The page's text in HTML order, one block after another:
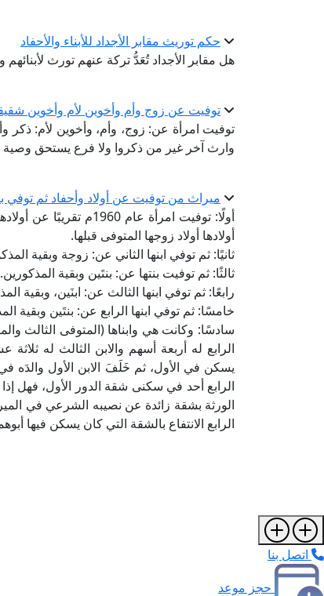
حكم توريث مقابر الأجداد للأبناء والأحفاد
هل مقابر الأجداد تُعَدُّ تركة عنهم تورث
توفيت عن زوج وأم وأخوين لأم وأخوين
توفيت امرأة عن: زوج، وأم، وأخوين لأم: ذكر
وارث آخر غير من ذكروا ولا فرع يستحق
ميراث من توفيت عن أولاد وأحفاد ثم توفي
أولًا: توفيت امرأة عام
أولادها أولاد زوجها المتوفى قبلها.
ثانيًا: ثم توفي ابنها الثاني عن: زوجة وبقية
ثالثًا: ثم توفيت بنتها عن: بنتَين وبقية المذكورين.
رابعًا: ثم توفي ابنها الثالث عن: ابنَين، وبقية
خامسًا: ثم توفي ابنها الرابع عن: بنتَين
سادسًا: وكانت هي وابناها (المتوفى الثالث
الرابع له أربعة أسهم والابن الثالث له
يسكن في الأول، ثم خَلَفَ الابن الأول والدَه
الرابع أحد في سكنى شقة الدور الأول، فهل
الورثة بشقة زائدة عن نصيبه الشرعي في
الرابع الانتفاع بالشقة التي كان يسكن فيها
اتصل بنا
حجز موعد